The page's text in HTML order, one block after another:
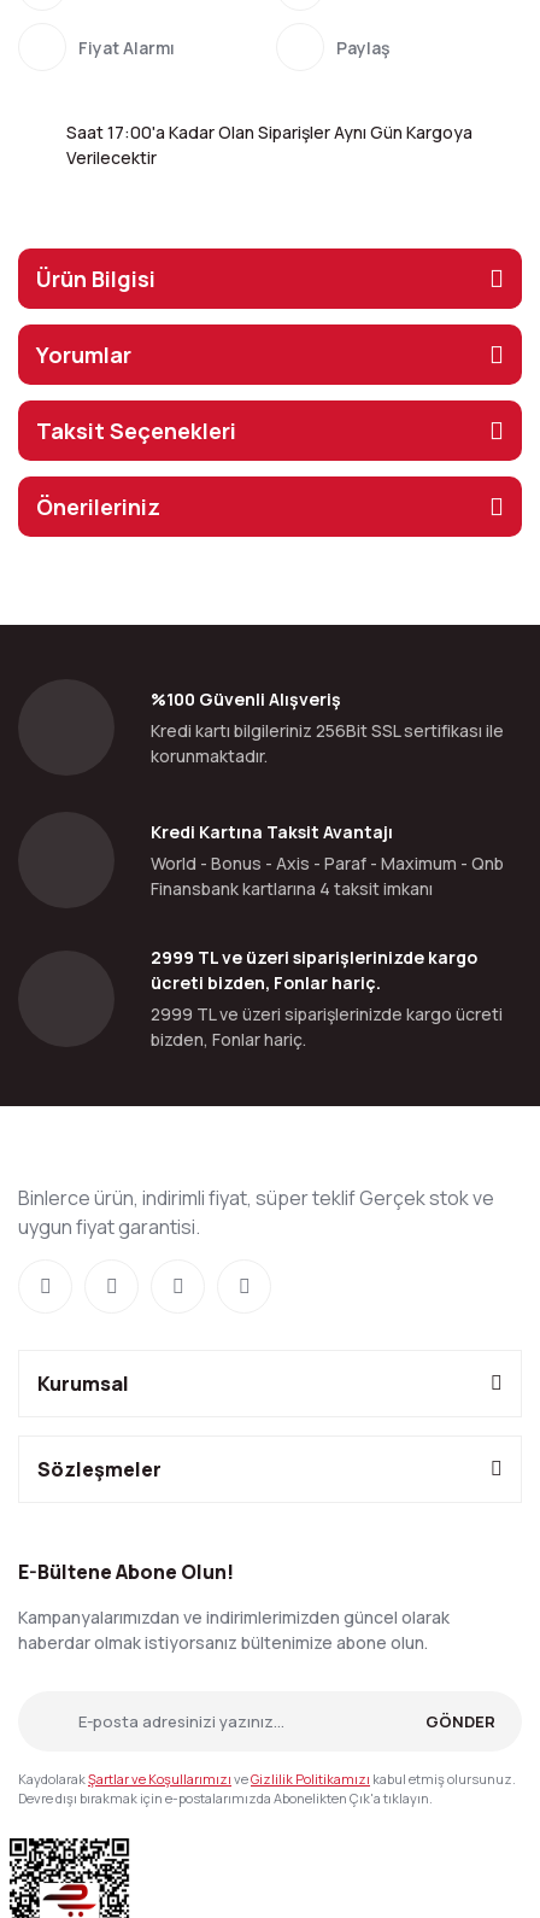
Fiyat Alarmı Paylaş
Saat 17:00'a Kadar Olan Siparişler Aynı Gün Kargoya
Verilecektir
Ürün Bilgisi
Yorumlar
Taksit Seçenekleri
Önerileriniz
%100 Güvenli Alışveriş
Kredi kartı bilgileriniz 256Bit SSL sertifikası ile
korunmaktadır.
Kredi Kartına Taksit Avantajı
World - Bonus - Axis - Paraf - Maximum - Qnb
Finansbank kartlarına 4 taksit imkanı
2999 TL ve üzeri siparişlerinizde kargo
ücreti bizden, Fonlar hariç.
2999 TL ve üzeri siparişlerinizde kargo ücreti
bizden, Fonlar hariç.
Binlerce ürün, indirimli fiyat, süper teklif Gerçek stok ve
uygun fiyat garantisi.
Kurumsal
Sözleşmeler
E-Bültene Abone Olun!
Kampanyalarımızdan ve indirimlerimizden güncel olarak
haberdar olmak istiyorsanız bültenimize abone olun.
GÖNDER
KaydolarakŞartlar ve Koşullarımızı veGizlilik Politikamızı kabul etmiş olursunuz.
Devre dışı bırakmak için e-postalarımızda Abonelikten Çık'a tıklayın.